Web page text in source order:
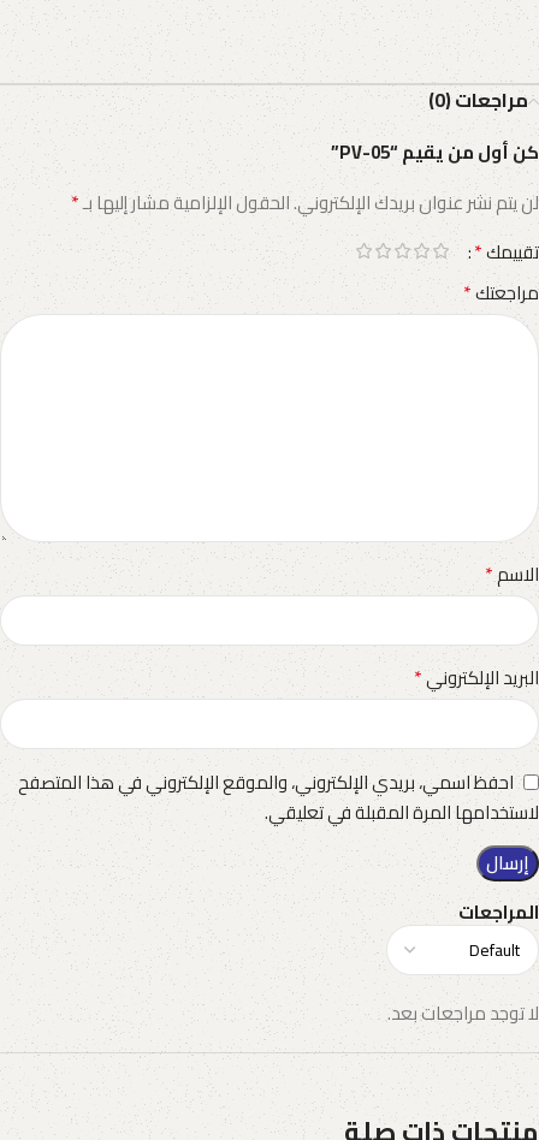
مراجعات (0)
المراجعات
لا توجد مراجعات بعد.
كن أول من يقيم “PV-05”
لن يتم نشر عنوان بريدك الإلكتروني.الحقول الإلزامية مشار إليها بـ*
تقييمك*
مراجعتك*
الاسم*
البريد الإلكتروني*
احفظ اسمي، بريدي الإلكتروني، والموقع الإلكتروني في هذا المتصفح
لاستخدامها المرة المقبلة في تعليقي.